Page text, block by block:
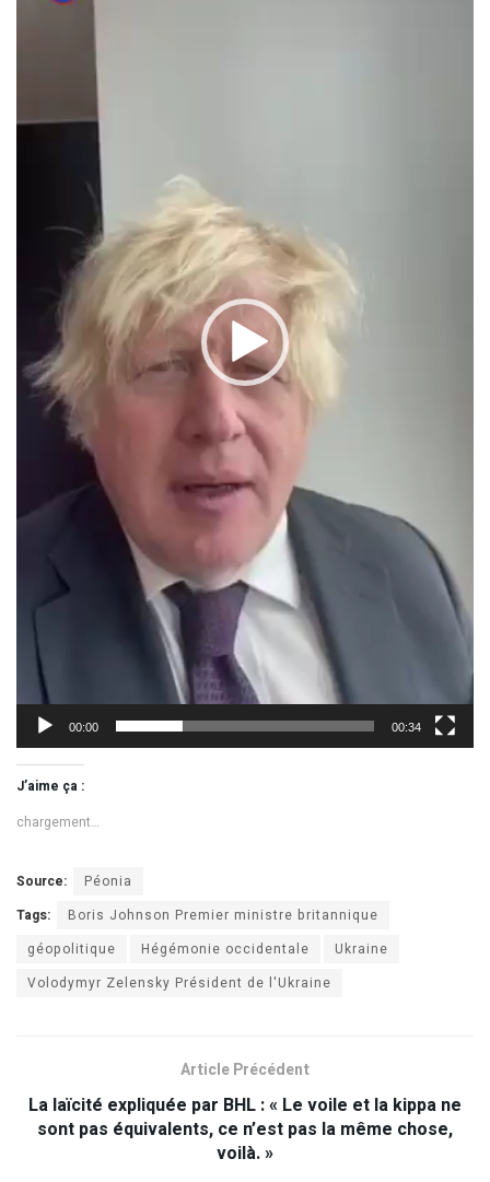
00:00 00:34
J’aime ça :
chargement…
Source:
Péonia
Tags:
Boris Johnson Premier ministre britannique
géopolitique
Hégémonie occidentale
Ukraine
Volodymyr Zelensky Président de l'Ukraine
Article Précédent
La laïcité expliquée par BHL : « Le voile et la kippa ne
sont pas équivalents, ce n’est pas la même chose,
voilà. »